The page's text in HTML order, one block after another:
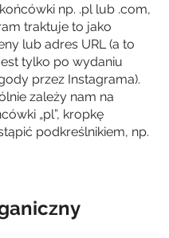
np. .pl lub .com,
traktuje to jako
lub adres URL (a to
tylko po wydaniu
przez Instagrama).
zależy nam na
„pl”, kropkę
podkreślnikiem, np.